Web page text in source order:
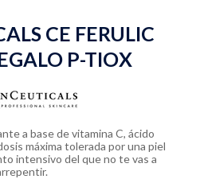
CE FERULIC
P-TIOX
a base de vitamina C, ácido
máxima tolerada por una piel
intensivo del que no te vas a